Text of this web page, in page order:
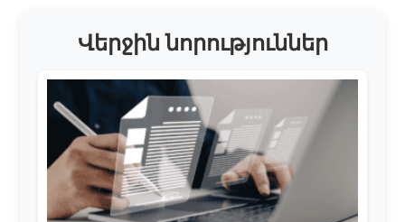
Վերջին նորություններ